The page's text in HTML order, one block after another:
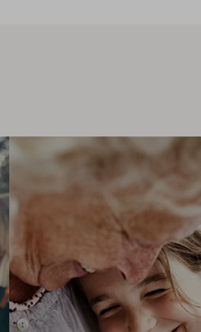
Open mind, open
hearts